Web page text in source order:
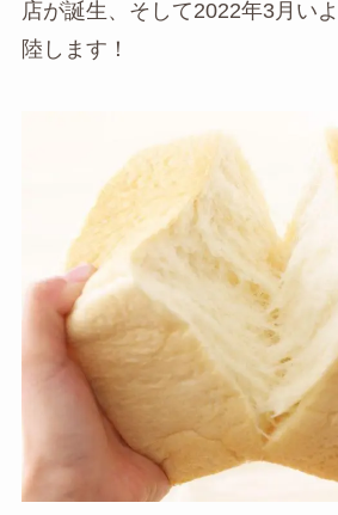
店が誕生、そして2022年3月い
陸します！